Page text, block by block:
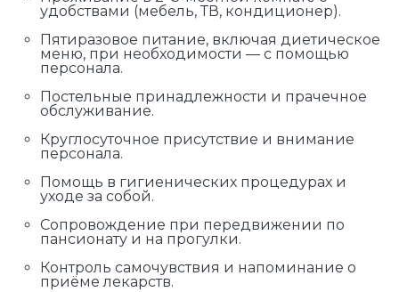
удобствами (мебель, ТВ, кондиционер).
Пятиразовое питание, включая диетическое
меню, при необходимости — с помощью
персонала.
Постельные принадлежности и прачечное
обслуживание.
Круглосуточное присутствие и внимание
персонала.
Помощь в гигиенических процедурах и
уходе за собой.
Сопровождение при передвижении по
пансионату и на прогулки.
Контроль самочувствия и напоминание о
приёме лекарств.